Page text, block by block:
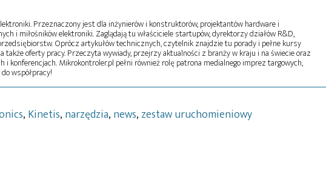
Przeznaczony jest dla inżynierów i konstruktorów, projektantów hardware i
i miłośników elektroniki. Zaglądają tu właściciele startupów, dyrektorzy działów R&D,
Oprócz artykułów technicznych, czytelnik znajdzie tu porady i pełne kursy
także oferty pracy. Przeczyta wywiady, przejrzy aktualności z branży w kraju i na świecie oraz
i konferencjach. Mikrokontroler.pl pełni również rolę patrona medialnego imprez targowych,
współpracy!
, Kinetis, narzędzia, news, zestaw uruchomieniowy